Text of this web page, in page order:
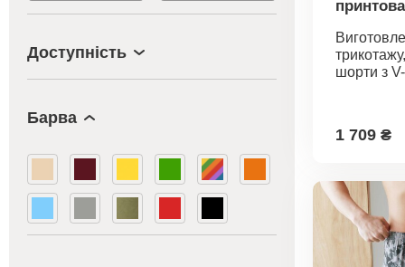
Доступність
Барва
шорти з
спереду.
Прямий
Прямі
1 709 ₴